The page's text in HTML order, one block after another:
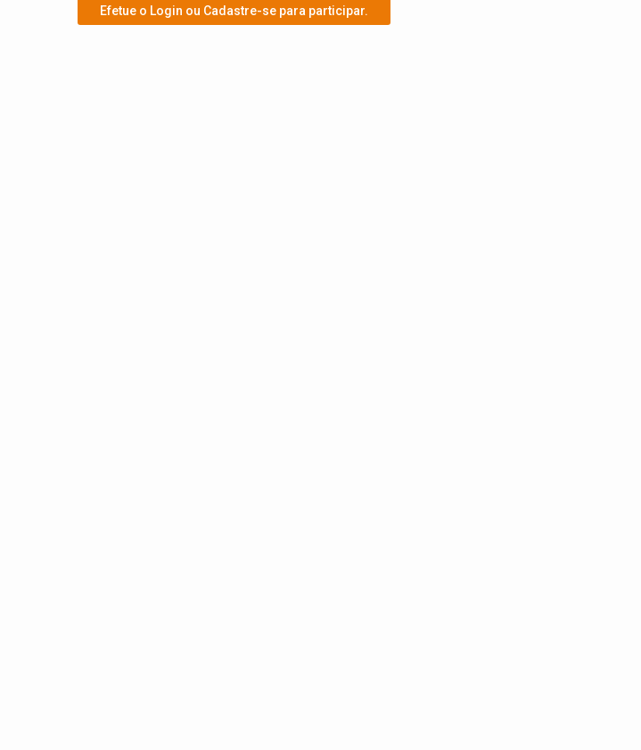
Efetue o Login ou Cadastre-se para participar.